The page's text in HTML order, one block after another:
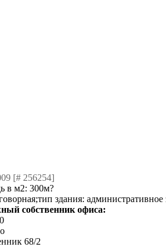
[# 256254]
в м2: 300м?
здания:
собственник офиса:
68/2